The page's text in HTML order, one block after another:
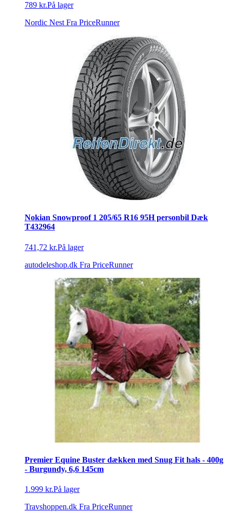
789 kr.På lager
Nordic Nest Fra PriceRunner
Nokian Snowproof 1 205/65 R16 95H personbil Dæk
T432964
741,72 kr.På lager
autodeleshop.dk Fra PriceRunner
Premier Equine Buster dækken med Snug Fit hals - 400g
- Burgundy, 6,6 145cm
1.999 kr.På lager
Travshoppen.dk Fra PriceRunner